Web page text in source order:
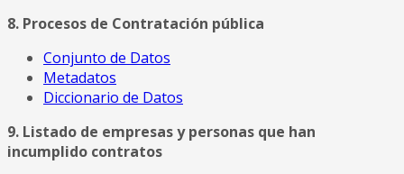
8. Procesos de Contratación pública
Conjunto de Datos
Metadatos
Diccionario de Datos
9. Listado de empresas y personas que han
incumplido contratos